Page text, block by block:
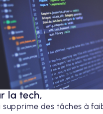
la tech,
supprime des tâches à